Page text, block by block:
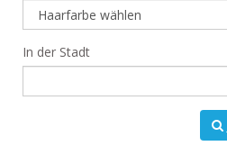
In der Stadt